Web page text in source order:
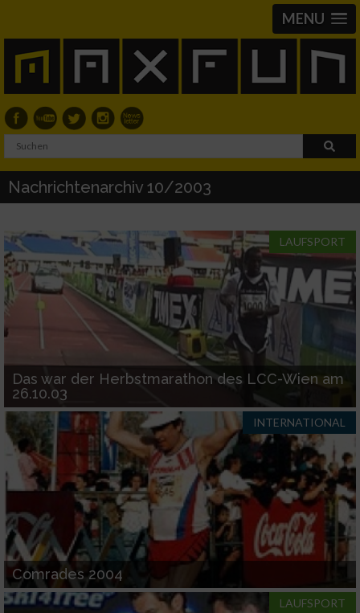
MENU
Nachrichtenarchiv 10/2003
LAUFSPORT
Das war der Herbstmarathon des LCC-Wien am
26.10.03
INTERNATIONAL
Comrades 2004
LAUFSPORT